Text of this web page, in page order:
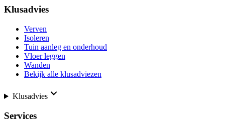
Klusadvies
Verven
Isoleren
Tuin aanleg en onderhoud
Vloer leggen
Wanden
Bekijk alle klusadviezen
Klusadvies
Services